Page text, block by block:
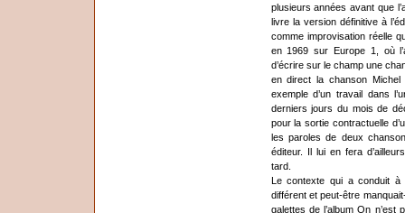
plusieurs années avant que
livre la version définitive à
comme improvisation réelle
en 1969 sur Europe 1, où
d’écrire sur le champ une
en direct la chanson Michel
exemple d’un travail dans
derniers jours du mois de
pour la sortie contractuelle
les paroles de deux
éditeur. Il lui en fera
tard.
Le contexte qui a conduit à
différent et peut-être
galettes de l’album On